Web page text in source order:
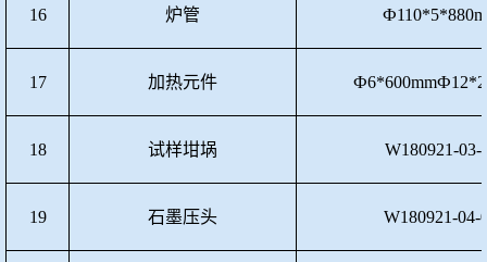
16 炉管
17 加热元件
18 试样坩埚 W180921-03-
19 石墨压头 W180921-04-